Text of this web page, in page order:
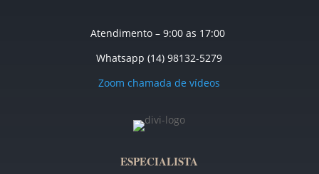
Atendimento – 9:00 as 17:00
Whatsapp (14) 98132-5279
Zoom chamada de vídeos
ESPECIALISTA